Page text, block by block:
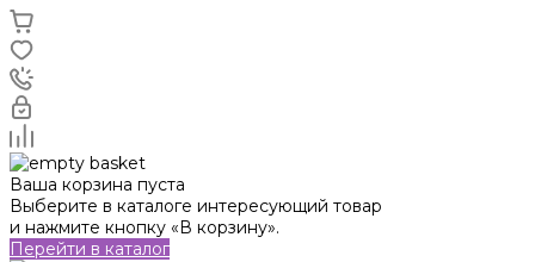
Ваша корзина пуста
Выберите в каталоге интересующий товар
и нажмите кнопку «В корзину».
Перейти в каталог